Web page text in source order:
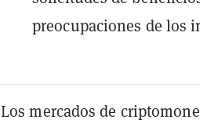
preocupaciones de los
Los mercados de